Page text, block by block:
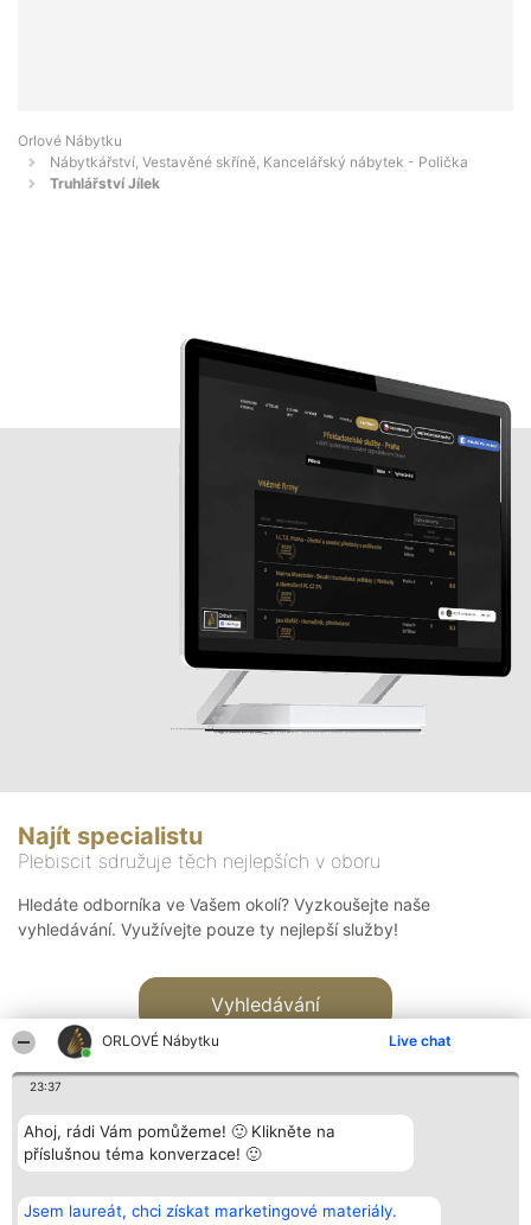
ORLOVÉ Nábytku Live chat
23:37
Ahoj, rádi Vám pomůžeme! 🙂 Klikněte na
příslušnou téma konverzace! 🙂
Jsem laureát, chci získat marketingové materiály.
Orlové Nábytku
Nábytkářství, Vestavěné skříně, Kancelářský nábytek - Polička
Truhlářství Jílek
Najít specialistu
Plebiscit sdružuje těch nejlepších v oboru
Hledáte odborníka ve Vašem okolí? Vyzkoušejte naše
vyhledávání. Využívejte pouze ty nejlepší služby!
Vyhledávání
Bright Side Solutions sp. z o.
o. sp. k.
Vítězové
Seznam všech
Kontakt